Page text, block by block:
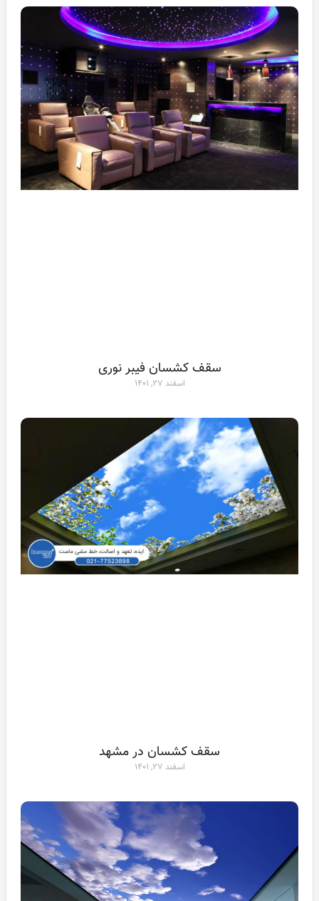
سقف کشسان فیبر نوری
اسفند ۲۷, ۱۴۰۱
سقف کشسان در مشهد
اسفند ۲۷, ۱۴۰۱